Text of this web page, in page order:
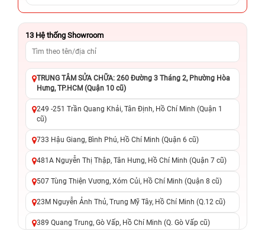
13 Hệ thống Showroom
TRUNG TÂM SỬA CHỮA: 260 Đường 3 Tháng 2, Phường Hòa
Hưng, TP.HCM (Quận 10 cũ)
249 -251 Trần Quang Khải, Tân Định, Hồ Chí Minh (Quận 1
cũ)
733 Hậu Giang, Bình Phú, Hồ Chí Minh (Quận 6 cũ)
481A Nguyễn Thị Thập, Tân Hưng, Hồ Chí Minh (Quận 7 cũ)
507 Tùng Thiện Vương, Xóm Củi, Hồ Chí Minh (Quận 8 cũ)
23M Nguyễn Ảnh Thủ, Trung Mỹ Tây, Hồ Chí Minh (Q.12 cũ)
389 Quang Trung, Gò Vấp, Hồ Chí Minh (Q. Gò Vấp cũ)